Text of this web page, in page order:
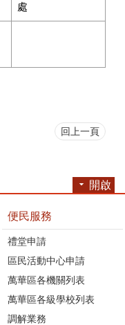
處
回上一頁
開啟
便民服務
禮堂申請
區民活動中心申請
萬華區各機關列表
萬華區各級學校列表
調解業務